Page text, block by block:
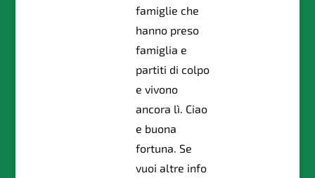
famiglie che
hanno preso
famiglia e
partiti di colpo
e vivono
ancora lì. Ciao
e buona
fortuna. Se
vuoi altre info